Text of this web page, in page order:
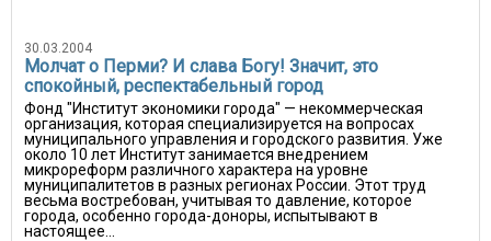
30.03.2004
Молчат о Перми? И слава Богу! Значит, это
спокойный, респектабельный город
Фонд "Институт экономики города" — некоммерческая
организация, которая специализируется на вопросах
муниципального управления и городского развития. Уже
около 10 лет Институт занимается внедрением
микрореформ различного характера на уровне
муниципалитетов в разных регионах России. Этот труд
весьма востребован, учитывая то давление, которое
города, особенно города-доноры, испытывают в
настоящее...